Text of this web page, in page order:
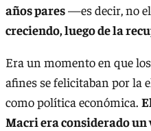
años pares—es decir, no
creciendo, luego de la
Era un momento en que
afines se felicitaban por la
como política económica.
Macri era considerado